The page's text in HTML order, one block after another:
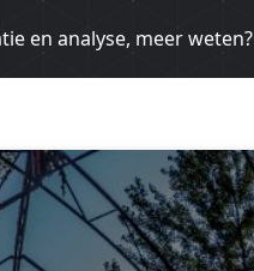
en analyse, meer weten?